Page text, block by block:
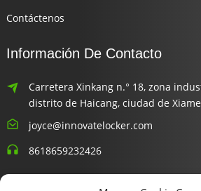
Contáctenos
Información De Contacto
Carretera Xinkang n.° 18, zona
distrito de Haicang, ciudad de
joyce@innovatelocker.com
8618659232426
Boletines Informativos